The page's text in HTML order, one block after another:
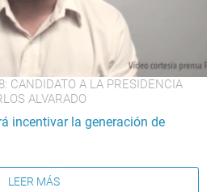
CANDIDATO A LA PRESIDENCIA
ALVARADO
incentivar la generación de
LEER MÁS